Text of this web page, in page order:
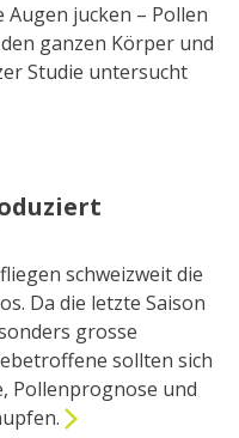
jucken – Pollen
ganzen Körper und
Studie untersucht
schweizweit die
Da die letzte Saison
grosse
sollten sich
Pollenprognose und